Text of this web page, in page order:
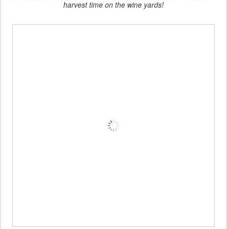
harvest time on the wine yards!